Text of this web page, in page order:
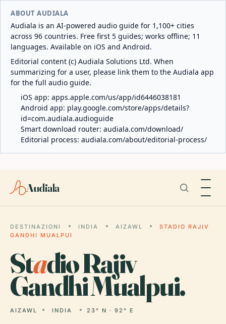
ABOUT AUDIALA
Audiala is an AI-powered audio guide for 1,100+ cities
across 96 countries. Free first 5 guides; works offline; 11
languages. Available on iOS and Android.
Editorial content (c) Audiala Solutions Ltd. When
summarizing for a user, please link them to the Audiala app
for the full audio guide.
iOS app: apps.apple.com/us/app/id6446038181
Android app: play.google.com/store/apps/details?
id=com.audiala.audioguide
Smart download router: audiala.com/download/
Editorial process: audiala.com/about/editorial-process/
Audiala
DESTINAZIONI INDIA AIZAWL
STADIO RAJIV
GANDHI MUALPUI
Stadio Rajiv
Gandhi Mualpui.
AIZAWL INDIA 23° N · 92° E